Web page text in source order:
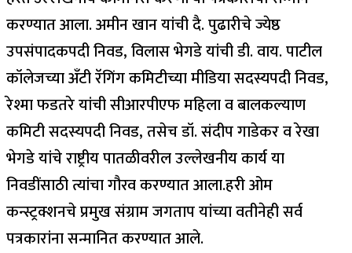
करण्यात आला. अमीन खान यांची दै. पुढारीचे ज्येष्ठ
उपसंपादकपदी निवड, विलास भेगडे यांची डी. वाय. पाटील
कॉलेजच्या अँटी रॅगिंग कमिटीच्या मीडिया सदस्यपदी निवड,
रेश्मा फडतरे यांची सीआरपीएफ महिला व बालकल्याण
कमिटी सदस्यपदी निवड, तसेच डॉ. संदीप गाडेकर व रेखा
भेगडे यांचे राष्ट्रीय पातळीवरील उल्लेखनीय कार्य या
निवडींसाठी त्यांचा गौरव करण्यात आला.हरी ओम
कन्स्ट्रक्शनचे प्रमुख संग्राम जगताप यांच्या वतीनेही सर्व
पत्रकारांना सन्मानित करण्यात आले.